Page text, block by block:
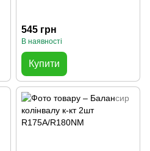
545 грн
В наявності
Купити